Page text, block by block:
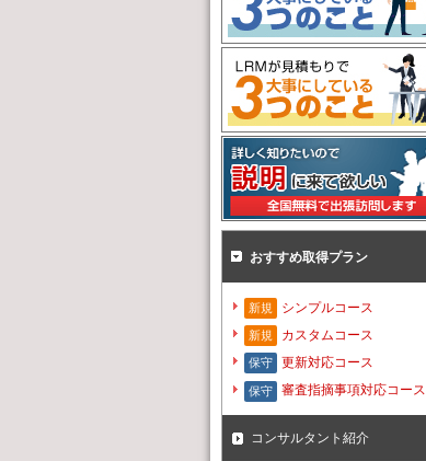
おすすめ取得プラン
新規 シンプルコース
新規 カスタムコース
保守 更新対応コース
保守 審査指摘事項対応コース
コンサルタント紹介